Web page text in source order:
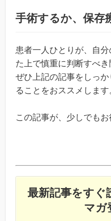
手術するか、保存
患者一人ひとりが、自
た上で慎重に判断すべき
ぜひ上記の記事をしっ
ることをおススメします
この記事が、少しでもお
最新記事をすぐ
マガ